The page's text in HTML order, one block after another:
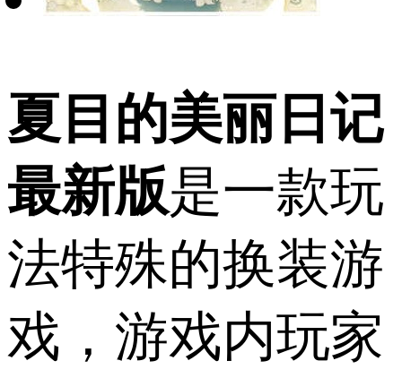
夏目的美丽日记
最新版是一款玩
法特殊的换装游
戏，游戏内玩家